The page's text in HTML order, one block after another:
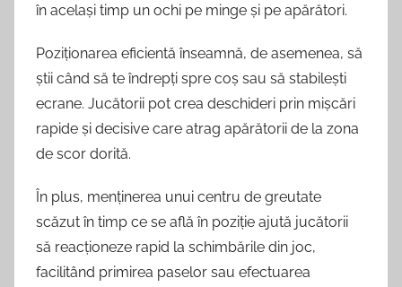
în același timp un ochi pe minge și pe apărători.
Poziționarea eficientă înseamnă, de asemenea, să
știi când să te îndrepți spre coș sau să stabilești
ecrane. Jucătorii pot crea deschideri prin mișcări
rapide și decisive care atrag apărătorii de la zona
de scor dorită.
În plus, menținerea unui centru de greutate
scăzut în timp ce se află în poziție ajută jucătorii
să reacționeze rapid la schimbările din joc,
facilitând primirea paselor sau efectuarea